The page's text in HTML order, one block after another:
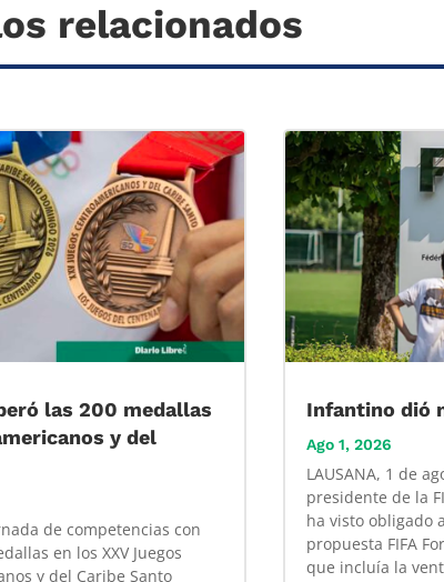
relacionados
las 200 medallas
y del
de competencias con
en los XXV Juegos
y del Caribe Santo
Infantino dió
Ago 1, 2026
LAUSANA, 1 de
presidente de la
ha visto obligado
propuesta FIFA
que incluía la